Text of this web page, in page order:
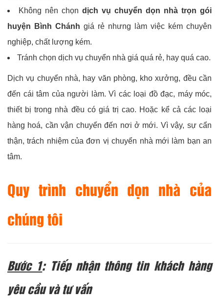
Không nên chọn dịch vụ chuyển dọn nhà trọn gói
huyện Bình Chánh giá rẻ nhưng làm việc kém chuyên
nghiệp, chất lượng kém.
Tránh chọn dịch vụ chuyển nhà giá quá rẻ, hay quá cao.
Dịch vụ chuyển nhà, hay văn phòng, kho xưởng, đều cần
đến cái tâm của người làm. Vì các loại đồ đạc, máy móc,
thiết bị trong nhà đều có giá trị cao. Hoặc kể cả các loại
hàng hoá, cần vận chuyển đến nơi ở mới. Vì vậy, sự cẩn
thận, trách nhiệm của đơn vị chuyển nhà mới làm bạn an
tâm.
Quy trình chuyển dọn nhà của
chúng tôi
Bước 1: Tiếp nhận thông tin khách hàng
yêu cầu và tư vấn